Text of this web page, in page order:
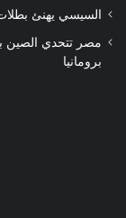
السيسي يهنئ
مصر تتحدي الصين
برومانيا